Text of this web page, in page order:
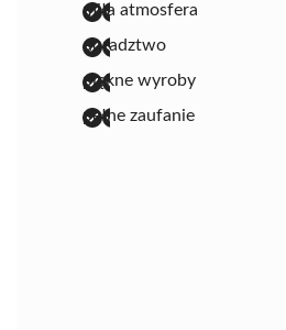
miła atmosfera
doradztwo
piękne wyroby
pełne zaufanie